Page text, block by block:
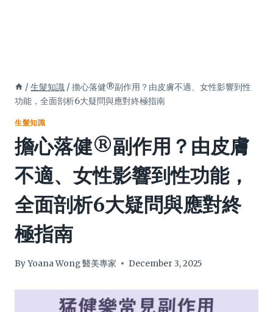
/ 生髮知識 / 擔心落健®副作用？由皮膚不適、女性影響到性
功能，全面剖析6大疑問與應對終極指南
生髮知識
擔心落健®副作用？由皮膚
不適、女性影響到性功能，
全面剖析6大疑問與應對終
極指南
ByYoana Wong 醫美專家 December 3, 2025